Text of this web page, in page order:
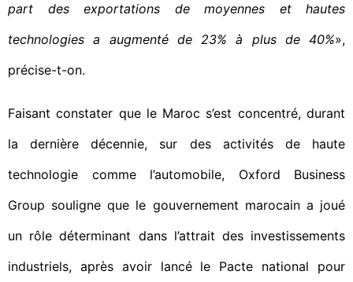
part des exportations de moyennes et hautes
technologies a augmenté de 23% à plus de 40%»,
précise-t-on.
Faisant constater que le Maroc s’est concentré, durant
la dernière décennie, sur des activités de haute
technologie comme l’automobile, Oxford Business
Group souligne que le gouvernement marocain a joué
un rôle déterminant dans l’attrait des investissements
industriels, après avoir lancé le Pacte national pour